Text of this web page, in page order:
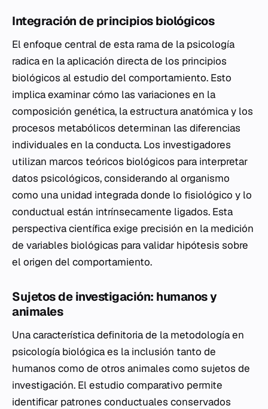
Integración de principios biológicos
El enfoque central de esta rama de la psicología
radica en la aplicación directa de los principios
biológicos al estudio del comportamiento. Esto
implica examinar cómo las variaciones en la
composición genética, la estructura anatómica y los
procesos metabólicos determinan las diferencias
individuales en la conducta. Los investigadores
utilizan marcos teóricos biológicos para interpretar
datos psicológicos, considerando al organismo
como una unidad integrada donde lo fisiológico y lo
conductual están intrínsecamente ligados. Esta
perspectiva científica exige precisión en la medición
de variables biológicas para validar hipótesis sobre
el origen del comportamiento.
Sujetos de investigación: humanos y
animales
Una característica definitoria de la metodología en
psicología biológica es la inclusión tanto de
humanos como de otros animales como sujetos de
investigación. El estudio comparativo permite
identificar patrones conductuales conservados